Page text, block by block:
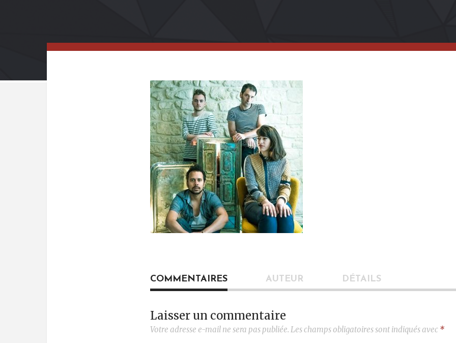
COMMENTAIRES AUTEUR DÉTAILS
Laisser un commentaire
Votre adresse e-mail ne sera pas publiée. Les champs obligatoires sont indiqués avec *